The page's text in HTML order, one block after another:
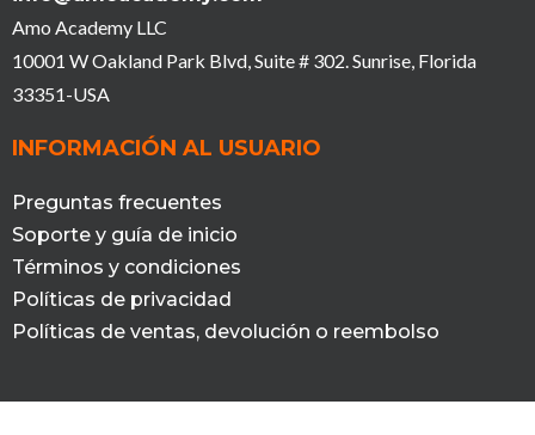
Amo Academy LLC
10001 W Oakland Park Blvd, Suite # 302. Sunrise, Florida
33351-USA
INFORMACIÓN AL USUARIO
Preguntas frecuentes
Soporte y guía de inicio
Términos y condiciones
Políticas de privacidad
Políticas de ventas, devolución o reembolso